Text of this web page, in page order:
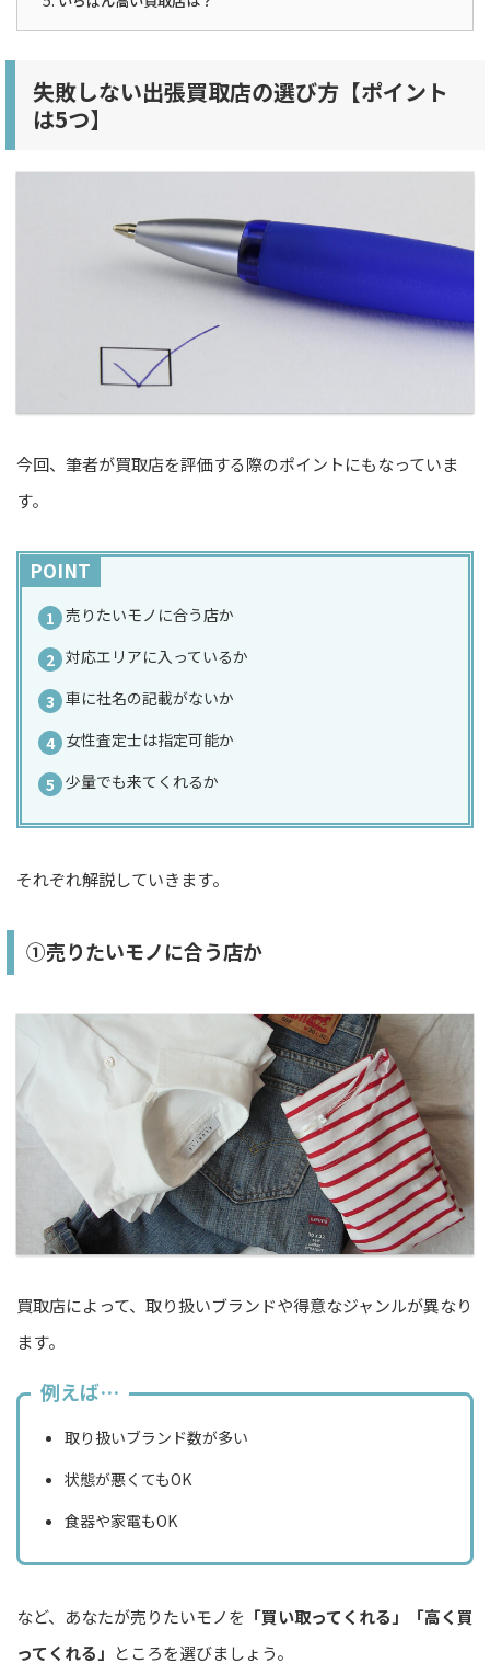
失敗しない出張買取店の選び方【ポイント
は5つ】
今回、筆者が買取店を評価する際のポイントにもなっていま
す。
POINT
売りたいモノに合う店か
対応エリアに入っているか
車に社名の記載がないか
女性査定士は指定可能か
少量でも来てくれるか
それぞれ解説していきます。
①売りたいモノに合う店か
買取店によって、取り扱いブランドや得意なジャンルが異なり
ます。
例えば…
取り扱いブランド数が多い
状態が悪くてもOK
食器や家電もOK
など、あなたが売りたいモノを 「買い取ってくれる」「高く買
ってくれる」 ところを選びましょう。